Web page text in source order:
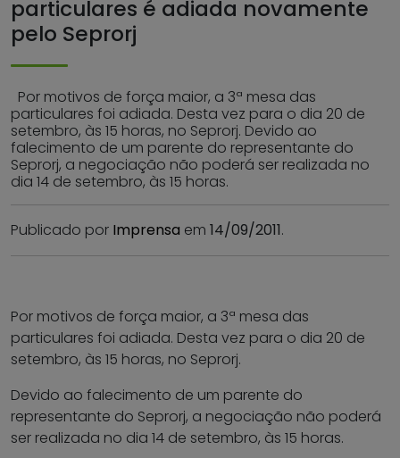
particulares é adiada novamente
pelo Seprorj
Por motivos de força maior, a 3ª mesa das
particulares foi adiada. Desta vez para o dia 20 de
setembro, às 15 horas, no Seprorj. Devido ao
falecimento de um parente do representante do
Seprorj, a negociação não poderá ser realizada no
dia 14 de setembro, às 15 horas.
Publicado por Imprensa em 14/09/2011.
Por motivos de força maior, a 3ª mesa das
particulares foi adiada. Desta vez para o dia 20 de
setembro, às 15 horas, no Seprorj.
Devido ao falecimento de um parente do
representante do Seprorj, a negociação não poderá
ser realizada no dia 14 de setembro, às 15 horas.